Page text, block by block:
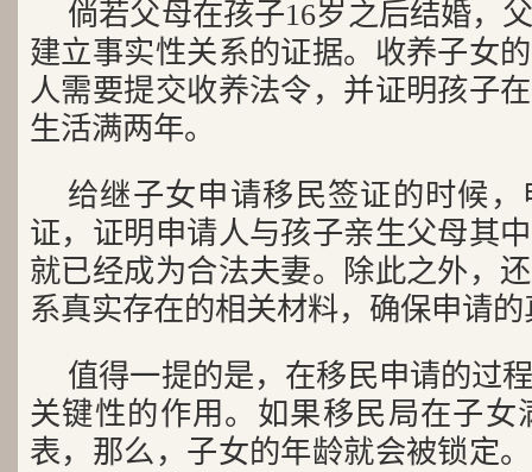
倘若父母在孩子16岁之后结婚，
建立事实性关系的证据。收养子女
人需要提交收养法令，并证明孩子
生活满两年。
给继子女申请移民签证的时候
证，证明申请人与孩子亲生父母其
就已经成为合法夫妻。除此之外，
系真实存在的相关材料，确保申请
值得一提的是，在移民申请的过
关键性的作用。如果移民局在子女
表，那么，子女的年龄就会被锁定